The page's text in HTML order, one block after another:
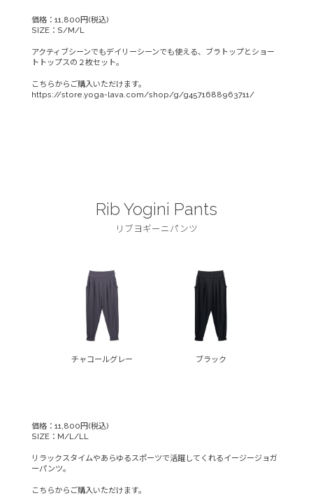
価格：11,800円(税込)
SIZE：S/M/L
アクティブシーンでもデイリーシーンでも使える、ブラトップとショー
トトップスの２枚セット。
こちらからご購入いただけます。
https://store.yoga-lava.com/shop/g/g4571688963711/
Rib Yogini Pants
リブヨギーニパンツ
チャコールグレー ブラック
価格：11,800円(税込)
SIZE：M/L/LL
リラックスタイムやあらゆるスポーツで活躍してくれるイージージョガ
ーパンツ。
こちらからご購入いただけます。